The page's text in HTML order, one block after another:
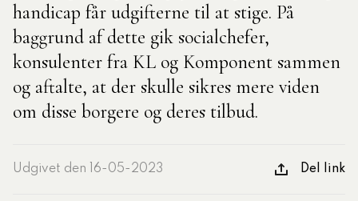
handicap får udgifterne til at stige. På
baggrund af dette gik socialchefer,
konsulenter fra KL og Komponent sammen
og aftalte, at der skulle sikres mere viden
om disse borgere og deres tilbud.
Udgivet den 16-05-2023 Del link